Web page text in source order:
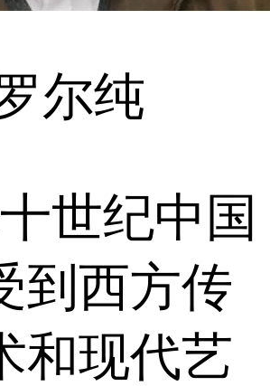
尔纯
世纪中国
到西方传
和现代艺